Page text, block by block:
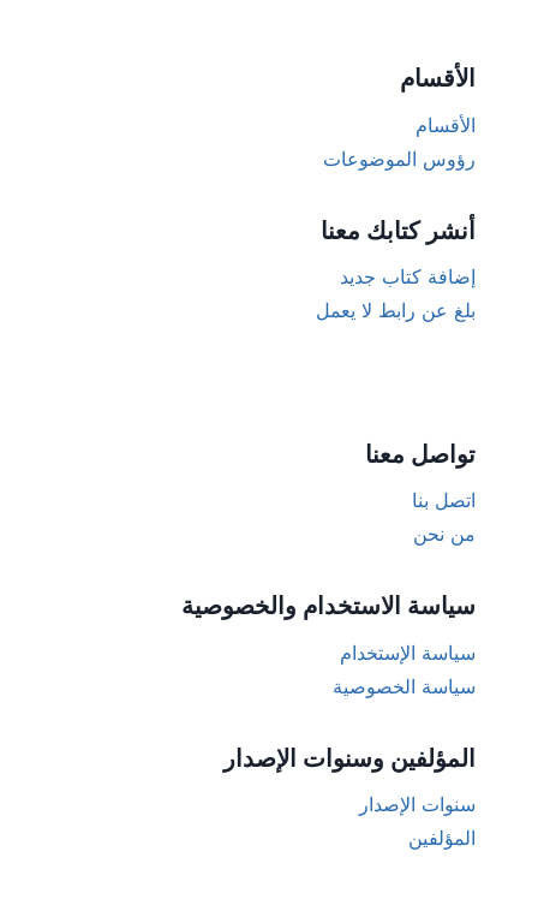
الأقسام
الأقسام
رؤوس الموضوعات
أنشر كتابك معنا
إضافة كتاب جديد
بلغ عن رابط لا يعمل
تواصل معنا
اتصل بنا
من نحن
سياسة الاستخدام والخصوصية
سياسة الإستخدام
سياسة الخصوصية
المؤلفين وسنوات الإصدار
سنوات الإصدار
المؤلفين